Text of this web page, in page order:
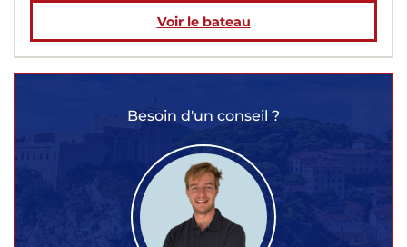
Voir le bateau
Besoin d'un conseil ?